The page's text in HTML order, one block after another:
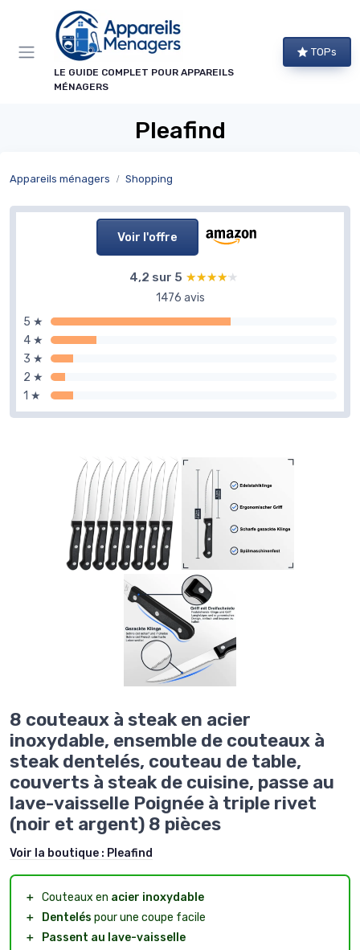
LE GUIDE COMPLET POUR APPAREILS
MÉNAGERS
TOPs
Pleafind
Appareils ménagers Shopping
Voir l'offre
4,2 sur 5 ★★★★★
★★★★★
1476 avis
5 ★
4 ★
3 ★
2 ★
1 ★
8 couteaux à steak en acier
inoxydable, ensemble de couteaux à
steak dentelés, couteau de table,
couverts à steak de cuisine, passe au
lave-vaisselle Poignée à triple rivet
(noir et argent) 8 pièces
Voir la boutique : Pleafind
＋ Couteaux en acier inoxydable
＋
Dentelés pour une coupe facile
＋
Passent au lave-vaisselle
Panneau de gestion des cookies